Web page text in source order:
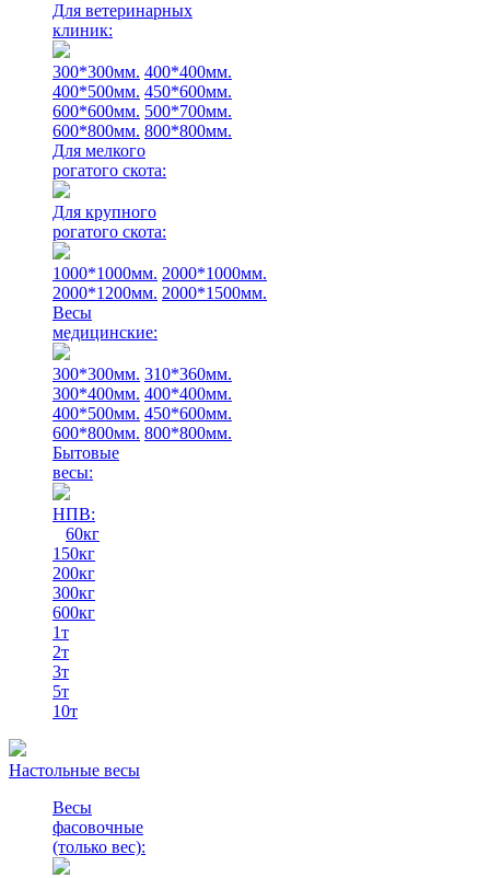
Для ветеринарных
клиник:
300*300мм. 400*400мм.
400*500мм. 450*600мм.
600*600мм. 500*700мм.
600*800мм. 800*800мм.
Для мелкого
рогатого скота:
Для крупного
рогатого скота:
1000*1000мм. 2000*1000мм.
2000*1200мм. 2000*1500мм.
Весы
медицинские:
300*300мм. 310*360мм.
300*400мм. 400*400мм.
400*500мм. 450*600мм.
600*800мм. 800*800мм.
Бытовые
весы:
НПВ:
60кг
150кг
200кг
300кг
600кг
1т
2т
3т
5т
10т
Настольные весы
Весы
фасовочные
(только вес):